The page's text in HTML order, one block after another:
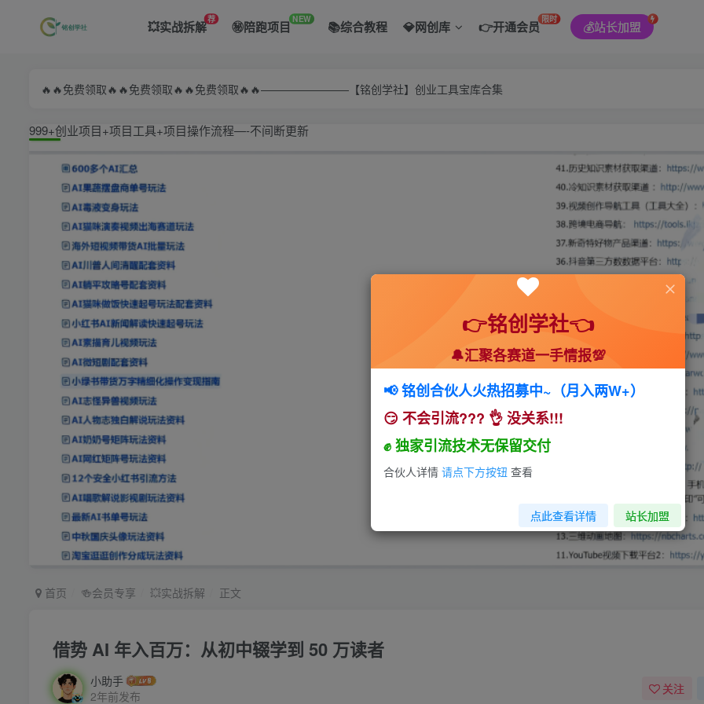
💥实战拆解荐 ㊙️陪跑项目NEW 📚综合教程 💎网创库 👉开通会员限时 💰站长加盟
🔥🔥免费领取🔥🔥免费领取🔥🔥免费领取🔥🔥————————【铭创学社】创业工具宝库合集
999+创业项目+项目工具+项目操作流程—-不间断更新
首页 🍻会员专享 💥实战拆解 正文
借势 AI 年入百万：从初中辍学到 50 万读者
小助手
2年前发布
关注
👉铭创学社👈
🔔汇聚各赛道一手情报💯
📢 铭创合伙人火热招募中~（月入两W+）
😏 不会引流??? 👌 没关系!!!
✊ 独家引流技术无保留交付
合伙人详情 请点下方按钮 查看
点此查看详情 站长加盟